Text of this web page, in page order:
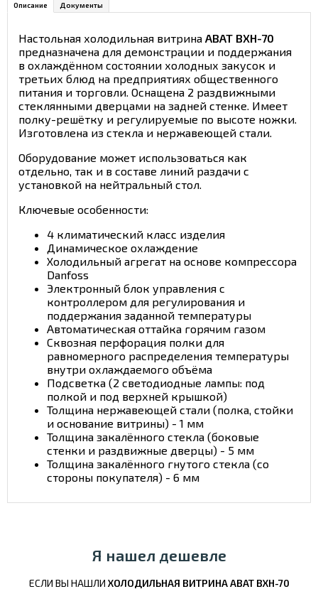
Описание Документы
Настольная холодильная витрина ABAT ВХН-70
предназначена для демонстрации и поддержания
в охлаждённом состоянии холодных закусок и
третьих блюд на предприятиях общественного
питания и торговли. Оснащена 2 раздвижными
стеклянными дверцами на задней стенке. Имеет
полку-решётку и регулируемые по высоте ножки.
Изготовлена из стекла и нержавеющей стали.
Оборудование может использоваться как
отдельно, так и в составе линий раздачи с
установкой на нейтральный стол.
Ключевые особенности:
4 климатический класс изделия
Динамическое охлаждение
Холодильный агрегат на основе компрессора
Danfoss
Электронный блок управления с
контроллером для регулирования и
поддержания заданной температуры
Автоматическая оттайка горячим газом
Сквозная перфорация полки для
равномерного распределения температуры
внутри охлаждаемого объёма
Подсветка (2 светодиодные лампы: под
полкой и под верхней крышкой)
Толщина нержавеющей стали (полка, стойки
и основание витрины) - 1 мм
Толщина закалённого стекла (боковые
стенки и раздвижные дверцы) - 5 мм
Толщина закалённого гнутого стекла (со
стороны покупателя) - 6 мм
Я нашел дешевле
ЕСЛИ ВЫ НАШЛИ ХОЛОДИЛЬНАЯ ВИТРИНА ABAT ВХН-70